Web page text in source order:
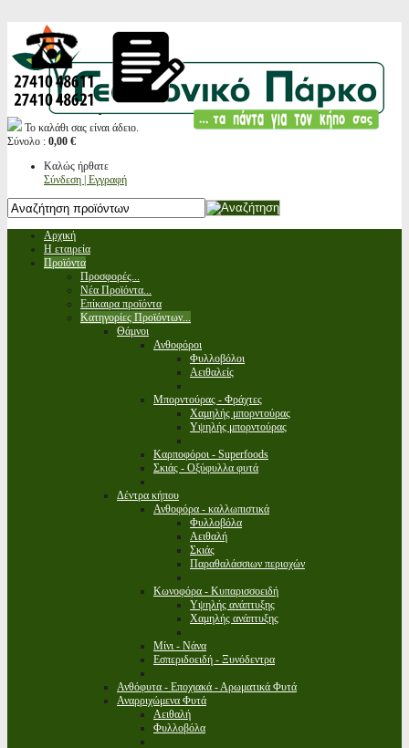
Το καλάθι σας είναι άδειο.
Σύνολο : 0,00 €
Καλώς ήρθατε
Σύνδεση | Εγγραφή
Αρχική
Η εταιρεία
Προϊόντα
Προσφορές...
Νέα Προϊόντα...
Επίκαιρα προϊόντα
Κατηγορίες Προϊόντων...
Θάμνοι
Ανθοφόροι
Φυλλοβόλοι
Αειθαλείς
Μπορντούρας - Φράχτες
Χαμηλής μπορντούρας
Υψηλής μπορντούρας
Καρποφόροι - Superfoods
Σκιάς - Οξύφυλλα φυτά
Δέντρα κήπου
Ανθοφόρα - καλλωπιστικά
Φυλλοβόλα
Αειθαλή
Σκιάς
Παραθαλάσσιων περιοχών
Κωνοφόρα - Κυπαρισσοειδή
Υψηλής ανάπτυξης
Χαμηλής ανάπτυξης
Μίνι - Νάνα
Εσπεριδοειδή - Ξυνόδεντρα
Ανθόφυτα - Εποχιακά - Αρωματικά Φυτά
Αναρριχώμενα Φυτά
Αειθαλή
Φυλλοβόλα